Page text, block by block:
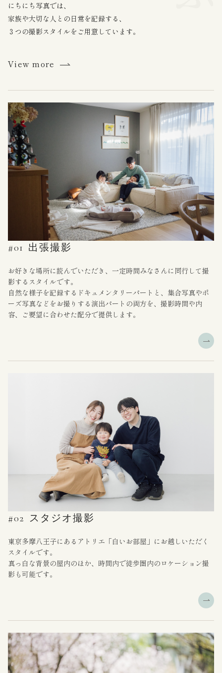
にちにち写真では、
家族や大切な人との日常を記録する、
３つの撮影スタイルをご用意しています。
View more
#01 出張撮影
お好きな場所に読んでいただき、一定時間みなさんに同行して撮
影するスタイルです。
自然な様子を記録するドキュメンタリーパートと、集合写真やポ
ーズ写真などをお撮りする演出パートの両方を、撮影時間や内
容、ご要望に合わせた配分で提供します。
#02 スタジオ撮影
東京多摩八王子にあるアトリエ「白いお部屋」にお越しいただく
スタイルです。
真っ白な背景の屋内のほか、時間内で徒歩圏内のロケーション撮
影も可能です。